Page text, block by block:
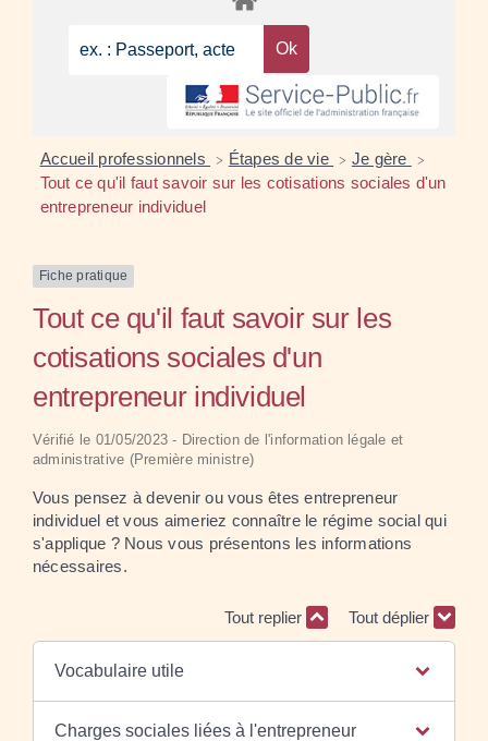
Accueil professionnels > Étapes de vie > Je gère >
Tout ce qu'il faut savoir sur les cotisations sociales d'un
entrepreneur individuel
Fiche pratique
Tout ce qu'il faut savoir sur les
cotisations sociales d'un
entrepreneur individuel
Vérifié le 01/05/2023 - Direction de l'information légale et
administrative (Première ministre)
Vous pensez à devenir ou vous êtes entrepreneur
individuel et vous aimeriez connaître le régime social qui
s'applique ? Nous vous présentons les informations
nécessaires.
Tout replier Tout déplier
Vocabulaire utile
Charges sociales liées à l'entrepreneur